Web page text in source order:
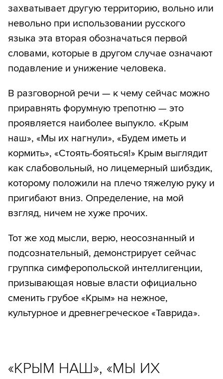
захватывает другую территорию, вольно или
невольно при использовании русского
языка эта вторая обозначаться первой
словами, которые в другом случае означают
подавление и унижение человека.
В разговорной речи — к чему сейчас можно
приравнять форумную трепотню — это
проявляется наиболее выпукло. «Крым
наш», «Мы их нагнули», «Будем иметь и
кормить», «Стоять-бояться!» Крым выглядит
как слабовольный, но лицемерный шибздик,
которому положили на плечо тяжелую руку и
пригибают вниз. Определение, на мой
взгляд, ничем не хуже прочих.
Тот же ход мысли, верю, неосознанный и
подсознательный, демонстрирует сейчас
группка симферопольской интеллигенции,
призывающая новые власти официально
сменить грубое «Крым» на нежное,
культурное и древнегреческое «Таврида».
«КРЫМ НАШ», «МЫ ИХ